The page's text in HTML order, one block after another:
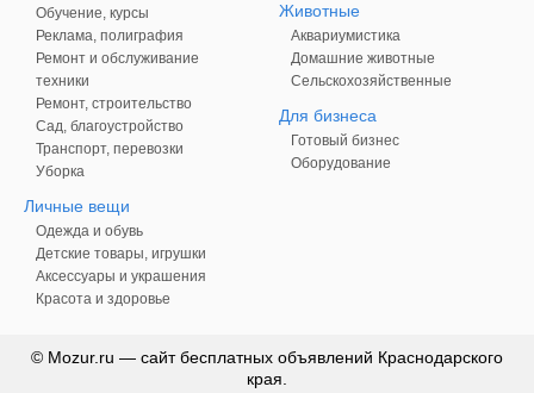
Обучение, курсы
Реклама, полиграфия
Ремонт и обслуживание
техники
Ремонт, строительство
Сад, благоустройство
Транспорт, перевозки
Уборка
Личные вещи
Одежда и обувь
Детские товары, игрушки
Аксессуары и украшения
Красота и здоровье
Животные
Аквариумистика
Домашние животные
Сельскохозяйственные
Для бизнеса
Готовый бизнес
Оборудование
© Mozur.ru — сайт бесплатных объявлений Краснодарского
края.